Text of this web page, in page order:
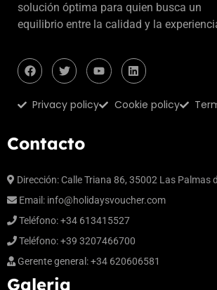
solución óptima para quien busca un
equilibrio entre la calidad y la
Privacy policy Cookie policy
Contacto
Dirección: Calle Triana 86, 35002 Las Palmas
Email: info@holidaysvoucher.com
Teléfono: +34 613415527
Teléfono: +39 3207466700
Gerente general: +34 620606581
Galeria